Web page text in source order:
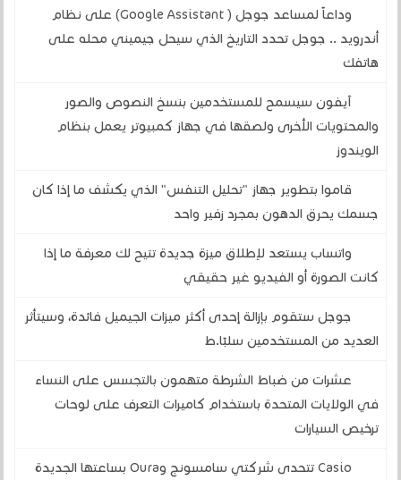
وداعاً لمساعد جوجل ( Google Assistant) على نظام
أندرويد .. جوجل تحدد التاريخ الذي سيحل جيميني محله على
هاتفك
آيفون سيسمح للمستخدمين بنسخ النصوص والصور
والمحتويات الأخرى ولصقها في جهاز كمبيوتر يعمل بنظام
الويندوز
قاموا بتطوير جهاز "تحليل التنفس" الذي يكشف ما إذا كان
جسمك يحرق الدهون بمجرد زفير واحد
واتساب يستعد لإطلاق ميزة جديدة تتيح لك معرفة ما إذا
كانت الصورة أو الفيديو غير حقيقي
جوجل ستقوم بإزالة إحدى أكثر ميزات الجيميل فائدة، وسيتأثر
العديد من المستخدمين سلبًا.ط
عشرات من ضباط الشرطة متهمون بالتجسس على النساء
في الولايات المتحدة باستخدام كاميرات التعرف على لوحات
ترخيص السيارات
Casio تتحدى شركتي سامسونج وOura بساعتها الجديدة